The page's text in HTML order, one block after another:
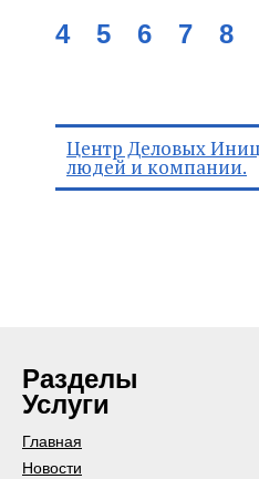
4 5 6 7 8
Центр Деловых
людей и компании.
Разделы
Услуги
Главная
Новости